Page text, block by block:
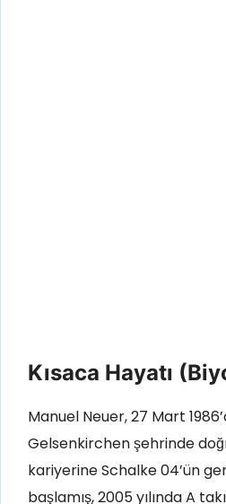
Kısaca Hayatı
Manuel Neuer, 27 Mart
Gelsenkirchen şehrinde
kariyerine Schalke 04’ün
başlamış, 2005 yılında A